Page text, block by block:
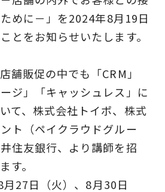
めに－」を2024年8月19日
とをお知らせいたします。
舗販促の中でも「CRM」
ジ」「キャッシュレス」に
て、株式会社トイポ、株式
ト（ペイクラウドグルー
住友銀行、より講師を招
す。
27日（火）、8月30日